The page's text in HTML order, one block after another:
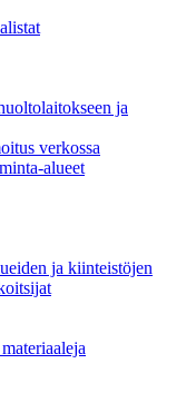
ja
verkossa
alueet
ja kiinteistöjen